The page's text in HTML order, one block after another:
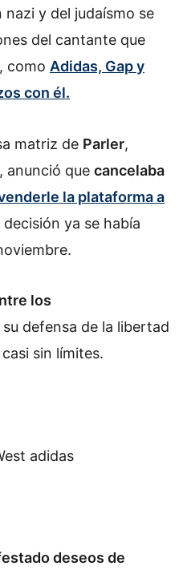
y del judaísmo se
del cantante que
como Adidas, Gap y
con él.
matriz de Parler,
anunció que cancelaba
la plataforma a
ya se había
los
defensa de la libertad
sin límites.
deseos de